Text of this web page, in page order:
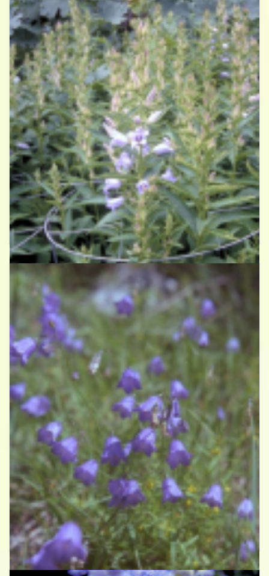
Breedbladig klokje
Campanula latifolia 'Gloaming'
Grasklokje
Campanula rotundifolia